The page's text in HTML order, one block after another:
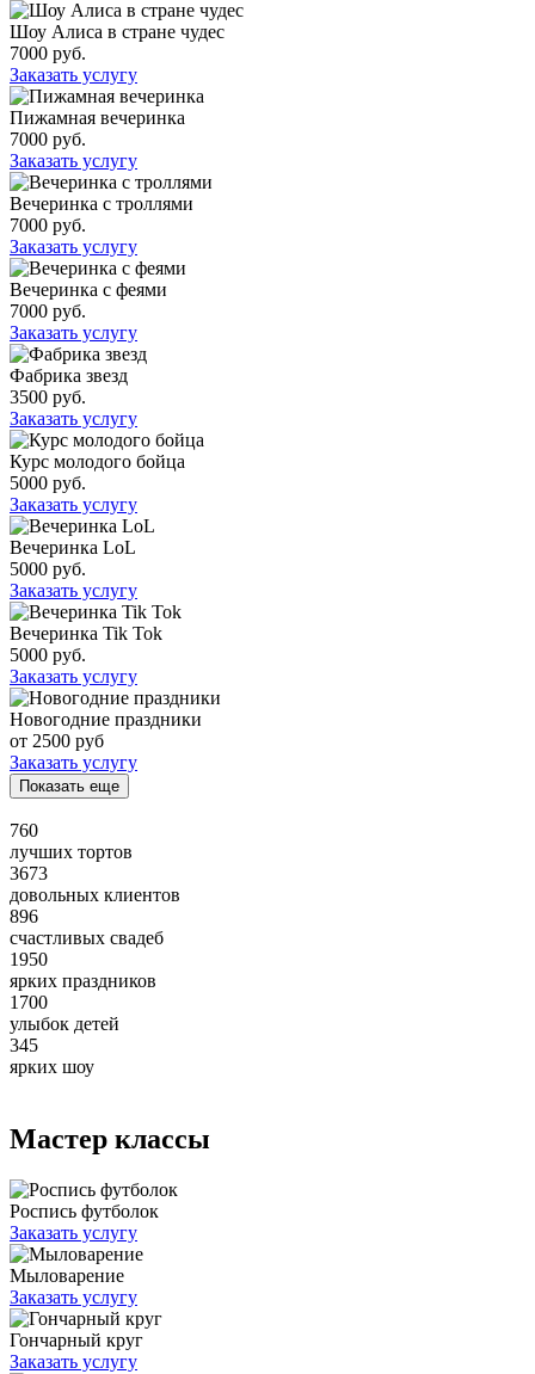
Шоу Алиса в стране чудес
7000 руб.
Заказать услугу
Пижамная вечеринка
7000 руб.
Заказать услугу
Вечеринка с троллями
7000 руб.
Заказать услугу
Вечеринка с феями
7000 руб.
Заказать услугу
Фабрика звезд
3500 руб.
Заказать услугу
Курс молодого бойца
5000 руб.
Заказать услугу
Вечеринка LoL
5000 руб.
Заказать услугу
Вечеринка Tik Tok
5000 руб.
Заказать услугу
Новогодние праздники
от 2500 руб
Заказать услугу
Показать еще
760
лучших тортов
3673
довольных клиентов
896
счастливых свадеб
1950
ярких праздников
1700
улыбок детей
345
ярких шоу
Мастер классы
Роспись футболок
Заказать услугу
Мыловарение
Заказать услугу
Гончарный круг
Заказать услугу